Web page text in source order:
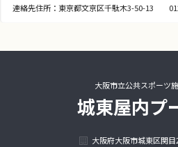
連絡先住所：東京都文京区千駄木3-50-13
各種教室指導等の提供およびこれに関する
スクール運営管理における名簿管理、お客
（課外イベントや旅行催行の場合の宿泊施
大阪市立公共スポーツ
城東屋内プ
大阪府大阪市城東区関